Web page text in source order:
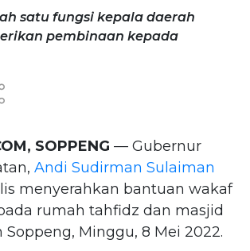
satu fungsi kepala daerah
pembinaan kepada
SOPPENG — Gubernur
Andi Sudirman Sulaiman
menyerahkan bantuan wakaf
rumah tahfidz dan masjid
Minggu, 8 Mei 2022.